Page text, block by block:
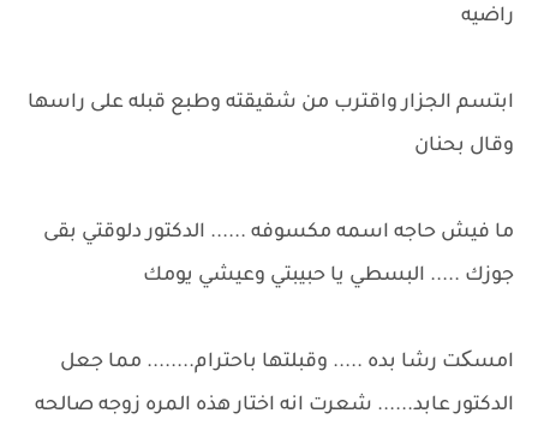
راضيه
ابتسم الجزار واقترب من شقيقته وطبع قبله على راسها
وقال بحنان
ما فيش حاجه اسمه مكسوفه ...... الدكتور دلوقتي بقى
جوزك ..... البسطي يا حبيبتي وعيشي يومك
امسکت رشا بده ..... وقبلتها باحترام........ مما جعل
الدكتور عابد...... شعرت انه اختار هذه المره زوجه صالحه